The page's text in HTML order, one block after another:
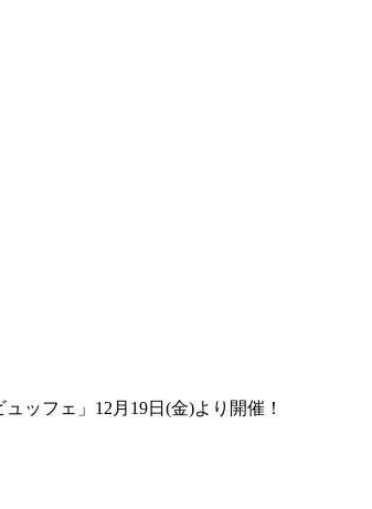
ッフェ」12月19日(金)より開催！